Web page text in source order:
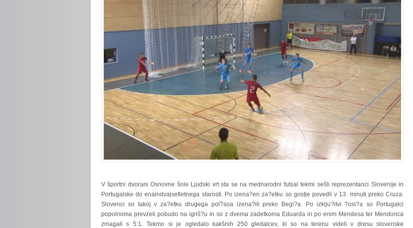
Všportni dvorani Osnovne šole Ljudski vrt sta se na mednarodni futsal tekmi sešli reprezentanci Slovenije in
Portugalske do enaindvajsetletnega starosti. Po izena?en za?etku so gostje povedli v 13. minuti preko Cruza.
Slovenci so takoj v za?etku drugega pol?asa izena?ili preko Begi?a. Po izklju?itvi ?osi?a so Portugalci
popolnoma prevzeli pobudo na igriš?u in so z dvema zadetkoma Eduarda in po enim Mendesa ter Mendonca
zmagali s 5:1. Tekmo si je ogledalo kakšnih 250 gledalcev, ki so na terenu videli v dresu slovenske